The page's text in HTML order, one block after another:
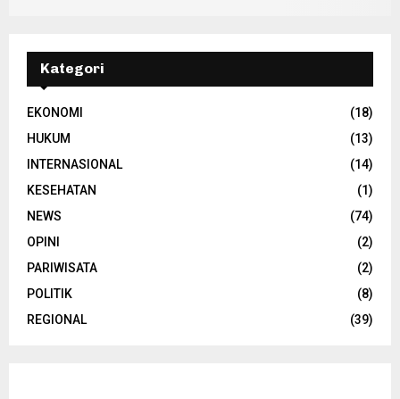
Kategori
EKONOMI
(18)
HUKUM
(13)
INTERNASIONAL
(14)
KESEHATAN
(1)
NEWS
(74)
OPINI
(2)
PARIWISATA
(2)
POLITIK
(8)
REGIONAL
(39)